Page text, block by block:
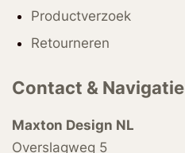
Productverzoek
Retourneren
Contact & Navigatie
Maxton Design NL
Overslagweg 5